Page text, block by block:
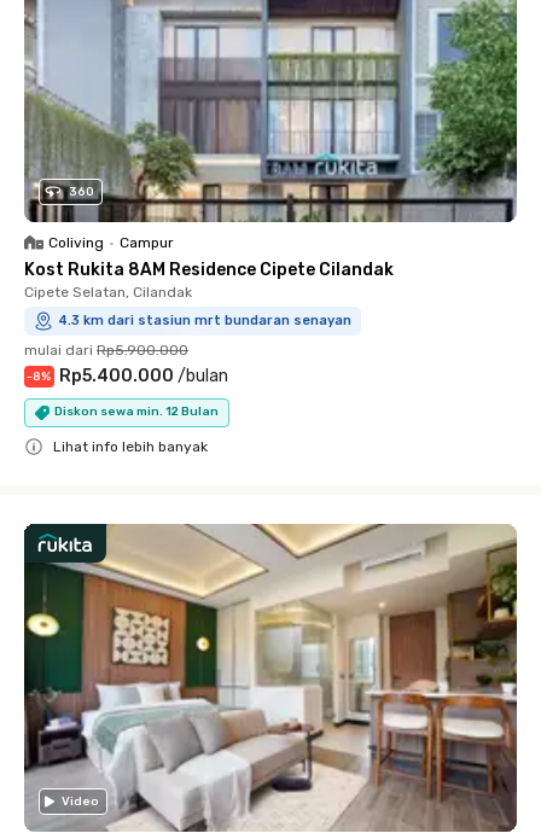
360
Coliving • Campur
Kost Rukita 8AM Residence Cipete Cilandak
Cipete Selatan, Cilandak
4.3 km dari stasiun mrt bundaran senayan
mulai dari Rp5.900.000
-8% Rp5.400.000 /bulan
Diskon sewa min. 12 Bulan
Lihat info lebih banyak
Video